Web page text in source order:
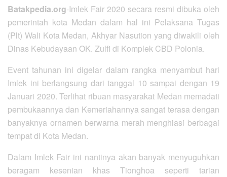
Batakpedia.org-Imlek Fair 2020 secara resmi dibuka oleh
pemerintah kota Medan dalam hal ini Pelaksana Tugas
(Plt) Wali Kota Medan, Akhyar Nasution yang diwakili oleh
Dinas Kebudayaan OK. Zulfi di Komplek CBD Polonia.
Event tahunan ini digelar dalam rangka menyambut hari
Imlek ini berlangsung dari tanggal 10 sampai dengan 19
Januari 2020. Terlihat ribuan masyarakat Medan memadati
pembukaannya dan Kemeriahannya sangat terasa dengan
banyaknya ornamen berwarna merah menghiasi berbagai
tempat di Kota Medan.
Dalam Imlek Fair ini nantinya akan banyak menyuguhkan
beragam kesenian khas Tionghoa seperti tarian